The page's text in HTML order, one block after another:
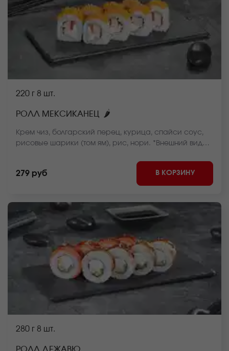
220 г 8 шт.
РОЛЛ МЕКСИКАНЕЦ 🌶
Крем чиз, болгарский перец, курица, спайси соус,
рисовые шарики (том ям), рис, нори. *Внешний вид
279 руб В КОРЗИНУ
280 г 8 шт.